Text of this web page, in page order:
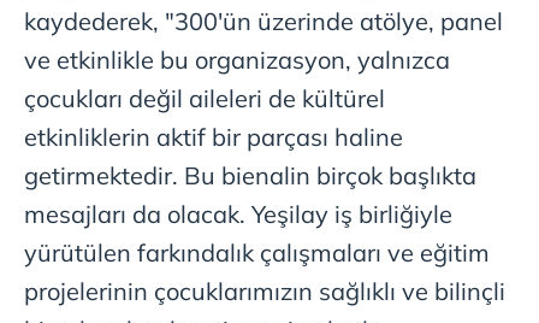
kaydederek, "300'ün üzerinde atölye, panel
ve etkinlikle bu organizasyon, yalnızca
çocukları değil aileleri de kültürel
etkinliklerin aktif bir parçası haline
getirmektedir. Bu bienalin birçok başlıkta
mesajları da olacak. Yeşilay iş birliğiyle
yürütülen farkındalık çalışmaları ve eğitim
projelerinin çocuklarımızın sağlıklı ve bilinçli